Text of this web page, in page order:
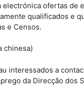
ofertas
qualificados e
e Censos.
chinesa)
interessados a
da Direcção dos